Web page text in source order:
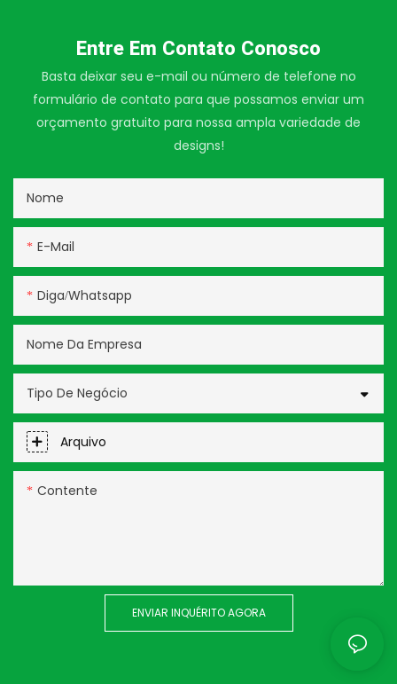
Entre Em Contato Conosco
Basta deixar seu e-mail ou número de telefone no
formulário de contato para que possamos enviar um
orçamento gratuito para nossa ampla variedade de
designs!
Nome
E-Mail
Diga/whatsapp
Nome Da Empresa
Tipo De Negócio
Arquivo
Contente
ENVIAR INQUÉRITO AGORA